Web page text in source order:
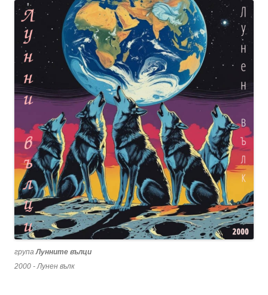
групаЛунните вълци
2000 - Лунен вълк